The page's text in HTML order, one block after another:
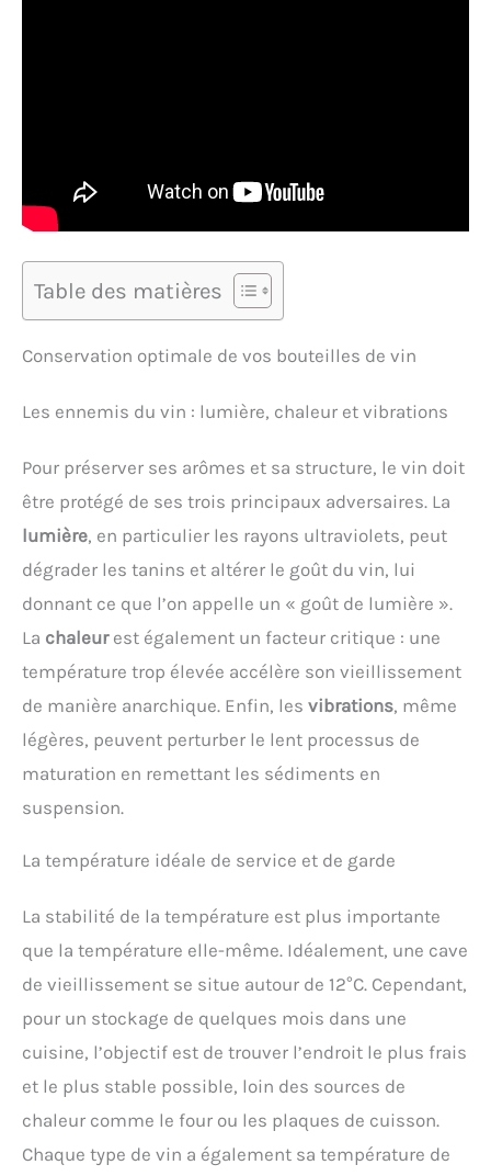
Table des matières
Conservation optimale de vos bouteilles de vin
Les ennemis du vin : lumière, chaleur et vibrations
Pour préserver ses arômes et sa structure, le vin doit
être protégé de ses trois principaux adversaires. La
lumière, en particulier les rayons ultraviolets, peut
dégrader les tanins et altérer le goût du vin, lui
donnant ce que l’on appelle un « goût de lumière ».
La chaleurest également un facteur critique : une
température trop élevée accélère son vieillissement
de manière anarchique. Enfin, les vibrations, même
légères, peuvent perturber le lent processus de
maturation en remettant les sédiments en
suspension.
La température idéale de service et de garde
La stabilité de la température est plus importante
que la température elle-même. Idéalement, une cave
de vieillissement se situe autour de 12°C. Cependant,
pour un stockage de quelques mois dans une
cuisine, l’objectif est de trouver l’endroit le plus frais
et le plus stable possible, loin des sources de
chaleur comme le four ou les plaques de cuisson.
Chaque type de vin a également sa température de